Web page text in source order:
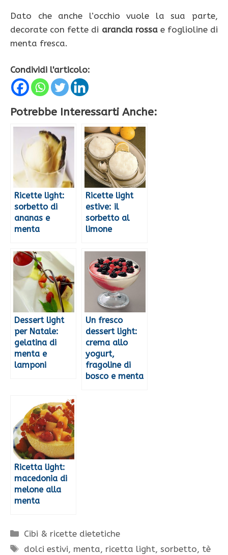
Dato che anche l’occhio vuole la sua parte,
decorate con fette di arancia rossae foglioline di
menta fresca.
Condividi l'articolo:
Potrebbe Interessarti Anche:
Ricette light:
sorbetto di
ananas e
menta
Ricette light
estive: il
sorbetto al
limone
Dessert light
per Natale:
gelatina di
menta e
lamponi
Un fresco
dessert light:
crema allo
yogurt,
fragoline di
bosco e menta
Ricetta light:
macedonia di
melone alla
menta
Categorie
Cibi & ricette dietetiche
Tag
dolci estivi, menta, ricetta light,sorbetto, tè